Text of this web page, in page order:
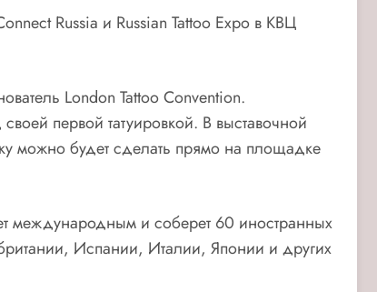
Russia и Russian Tattoo Expo в КВЦ
London Tattoo Convention.
первой татуировкой. В выставочной
можно будет сделать прямо на площадке
международным и соберет 60 иностранных
Испании, Италии, Японии и других